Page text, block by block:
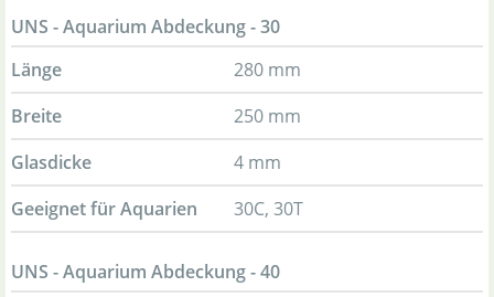
UNS - Aquarium Abdeckung - 30
Länge
280 mm
Breite
250 mm
Glasdicke
4 mm
Geeignet für Aquarien
30C, 30T
UNS - Aquarium Abdeckung - 40